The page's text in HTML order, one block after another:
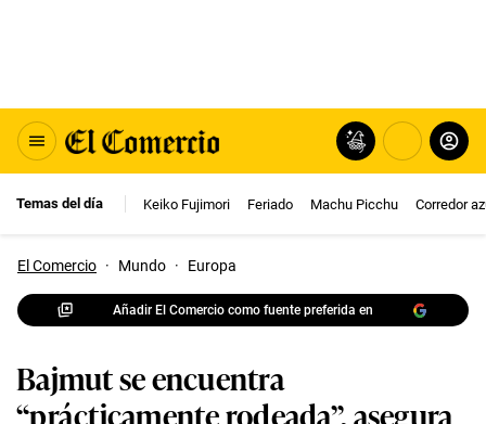
Temas del día Keiko Fujimori Feriado Machu Picchu Corredor
El Comercio · Mundo · Europa
Añadir El Comercio como fuente preferida en
Bajmut se encuentra
“prácticamente rodeada”, asegura